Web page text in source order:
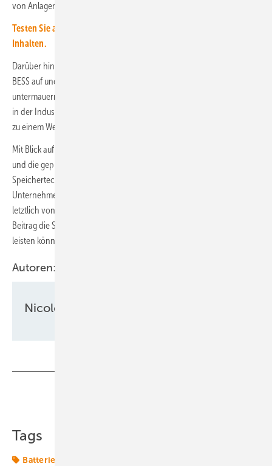
von Anlagen steigern und den Energieverbrauch optimieren.
Testen Sie auch unser Printmagazin mit vielen exklusiven
Inhalten.
Darüber hinaus greift der Leitfaden verbreitete Vorbehalte gegenüber
BESS auf und stellt Praxisergebnisse vor, die deren Potenzial
untermauern sollen. Fachleute betonen, dass die Technologie bislang
in der Industrie wenig verbreitet ist, aber gerade in der aktuellen Lage
zu einem Wettbewerbsfaktor werden könnte.
Mit Blick auf die anhaltenden Belastungen durch hohe Strompreise
und die geplanten Entlastungen seitens der Regierung eröffnet die
Speichertechnologie der Industrie neue Möglichkeiten. Ob
Unternehmen auf breiter Front auf BESS setzen werden, hängt
letztlich von ihrer Risikobewertung und der Einschätzung ab, welchen
Beitrag die Systeme zur Stabilität und Kosteneffizienz ihrer Produktion
leisten können.
Autoren:
Nicole Weinhold
Tags
Batterie